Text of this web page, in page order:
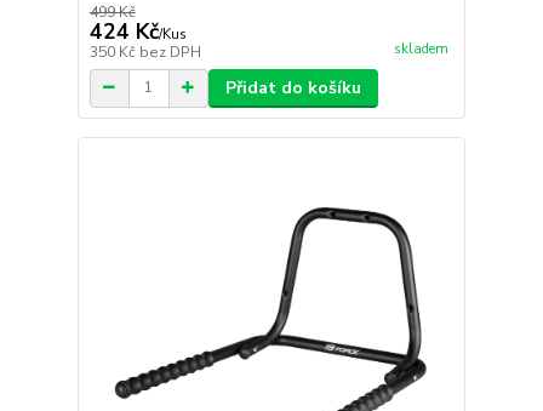
499 Kč
424 Kč/Kus
350 Kč bez DPH skladem
Přidat do košíku